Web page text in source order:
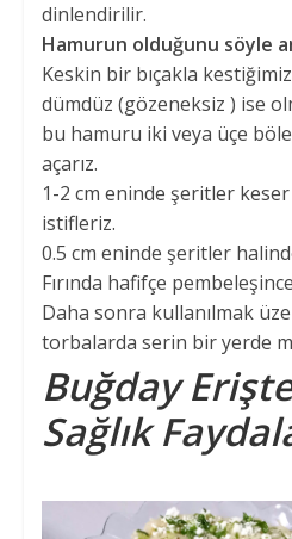
dinlendirilir.
Hamurun olduğunu söyle
Keskin bir bıçakla
dümdüz (gözeneksiz ) ise
bu hamuru iki veya üçe
açarız.
1-2 cm eninde şeritler
istifleriz.
0.5 cm eninde şeritler
Fırında hafifçe pembeleşince
Daha sonra kullanılmak
torbalarda serin bir yerde
Buğday
Sağlık